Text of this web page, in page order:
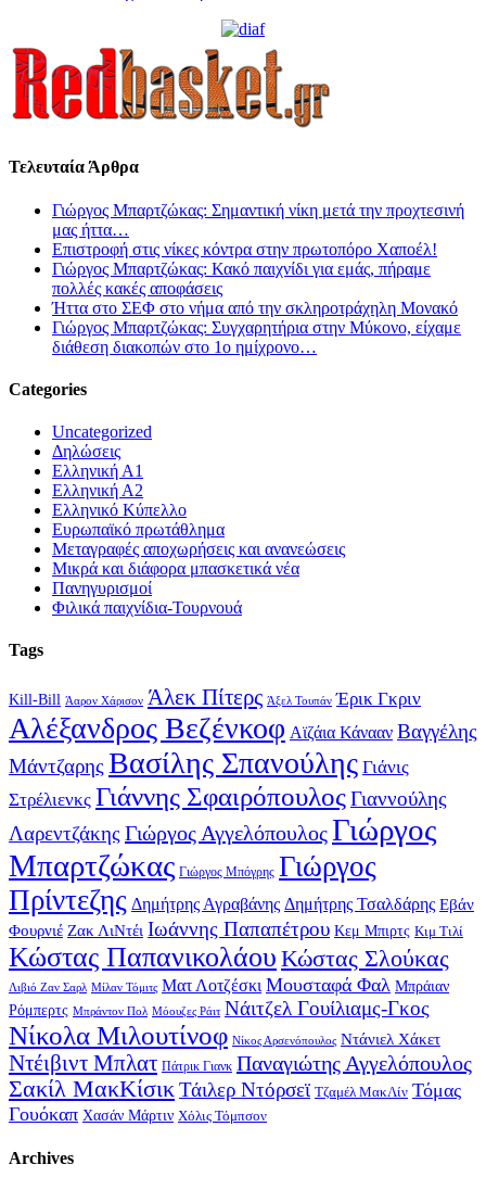
Τελευταία Άρθρα
Γιώργος Μπαρτζώκας: Σημαντική νίκη μετά την προχτεσινή
μας ήττα…
Επιστροφή στις νίκες κόντρα στην πρωτοπόρο Χαποέλ!
Γιώργος Μπαρτζώκας: Κακό παιχνίδι για εμάς, πήραμε
πολλές κακές αποφάσεις
Ήττα στο ΣΕΦ στο νήμα από την σκληροτράχηλη Μονακό
Γιώργος Μπαρτζώκας: Συγχαρητήρια στην Μύκονο, είχαμε
διάθεση διακοπών στο 1ο ημίχρονο…
Categories
Uncategorized
Δηλώσεις
Ελληνική Α1
Ελληνική Α2
Ελληνικό Κύπελλο
Ευρωπαϊκό πρωτάθλημα
Μεταγραφές αποχωρήσεις και ανανεώσεις
Μικρά και διάφορα μπασκετικά νέα
Πανηγυρισμοί
Φιλικά παιχνίδια-Τουρνουά
Tags
Kill-Bill Άαρον Χάρισον Άλεκ Πίτερς Άξελ Τουπάν Έρικ Γκριν
Αλέξανδρος Βεζένκοφ Αϊζάια Κάνααν Βαγγέλης
Μάντζαρης Βασίλης Σπανούλης Γιάνις
Στρέλιενκς Γιάννης ΣφαιρόπουλοςΓιαννούλης
Λαρεντζάκης Γιώργος ΑγγελόπουλοςΓιώργος
Μπαρτζώκας Γιώργος Μπόγρης Γιώργος
Πρίντεζης Δημήτρης Αγραβάνης Δημήτρης Τσαλδάρης Εβάν
Φουρνιέ Ζακ ΛιΝτέι Ιωάννης Παπαπέτρου Κεμ Μπιρτς Κιμ Τιλί
Κώστας Παπανικολάου Κώστας Σλούκας
Λιβιό Ζαν Σαρλ Μίλαν Τόμιτς Ματ Λοτζέσκι Μουσταφά Φαλ Μπράιαν
Ρόμπερτς Μπράντον Πολ Μόουζες Ράιτ Νάιτζελ Γουίλιαμς-Γκος
Νίκολα Μιλουτίνοφ Νίκος Αρσενόπουλος Ντάνιελ Χάκετ
Ντέιβιντ Μπλατ Πάτρικ Γιανκ Παναγιώτης Αγγελόπουλος
Σακίλ ΜακΚίσικ Τάιλερ Ντόρσεϊ Τζαμέλ ΜακΛίν Τόμας
Γουόκαπ Χασάν Μάρτιν Χόλις Τόμπσον
Archives